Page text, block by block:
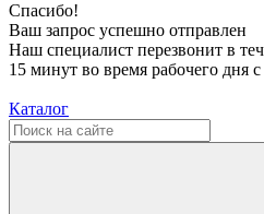
Спасибо!
Ваш запрос успешно отправлен
Наш специалист перезвонит в
15 минут во время рабочего дня
Каталог